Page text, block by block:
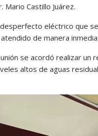
Castillo Juárez.
eléctrico que
de manera
se acordó realizar
altos de aguas